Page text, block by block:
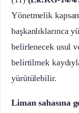
Yönetmelik
başkanlıklarınca
belirlenecek usul
belirtilmek
yürütülebilir.
Liman sahasına